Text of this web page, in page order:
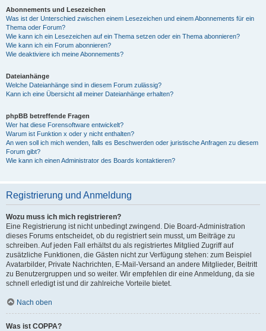
Abonnements und Lesezeichen
Was ist der Unterschied zwischen einem Lesezeichen und einem Abonnements für ein
Thema oder Forum?
Wie kann ich ein Lesezeichen auf ein Thema setzen oder ein Thema abonnieren?
Wie kann ich ein Forum abonnieren?
Wie deaktiviere ich meine Abonnements?
Dateianhänge
Welche Dateianhänge sind in diesem Forum zulässig?
Kann ich eine Übersicht all meiner Dateianhänge erhalten?
phpBB betreffende Fragen
Wer hat diese Forensoftware entwickelt?
Warum ist Funktion x oder y nicht enthalten?
An wen soll ich mich wenden, falls es Beschwerden oder juristische Anfragen zu diesem
Forum gibt?
Wie kann ich einen Administrator des Boards kontaktieren?
Registrierung und Anmeldung
Wozu muss ich mich registrieren?
Eine Registrierung ist nicht unbedingt zwingend. Die Board-Administration
dieses Forums entscheidet, ob du registriert sein musst, um Beiträge zu
schreiben. Auf jeden Fall erhältst du als registriertes Mitglied Zugriff auf
zusätzliche Funktionen, die Gästen nicht zur Verfügung stehen: zum Beispiel
Avatarbilder, Private Nachrichten, E-Mail-Versand an andere Mitglieder, Beitritt
zu Benutzergruppen und so weiter. Wir empfehlen dir eine Anmeldung, da sie
schnell erledigt ist und dir zahlreiche Vorteile bietet.
Nach oben
Was ist COPPA?